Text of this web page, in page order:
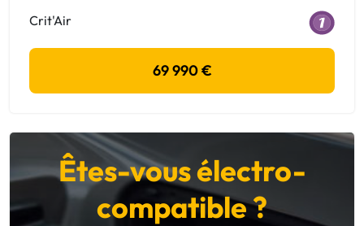
Crit'Air
69 990 €
Êtes-vous électro-
compatible ?